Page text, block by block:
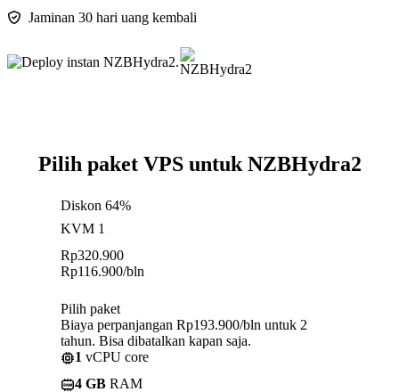
Jaminan 30 hari uang kembali
Pilih paket VPS untuk NZBHydra2
Diskon 64%
KVM 1
Rp320.900
Rp116.900/bln
Pilih paket
Biaya perpanjangan Rp193.900/bln untuk 2
tahun. Bisa dibatalkan kapan saja.
1 vCPU core
4 GB RAM